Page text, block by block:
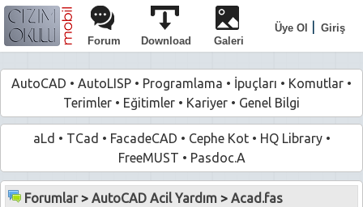
Üye Ol
Giriş
Forum
Download Galeri
AutoCAD • AutoLISP • Programlama • İpuçları • Komutlar •
Terimler • Eğitimler • Kariyer • Genel Bilgi
aLd • TCad • FacadeCAD • Cephe Kot• HQ Library•
FreeMUST • Pasdoc.A
Forumlar>AutoCAD Acil Yardım >Acad.fas